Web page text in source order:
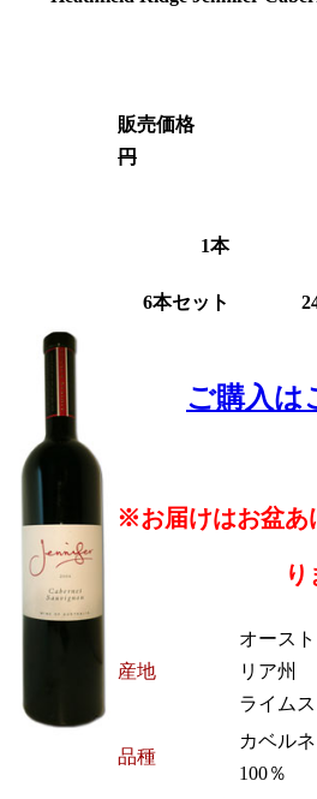
販売価格
円
1本
6本セット
ご購入は
※お届けはお盆あ
り
産地
オース
リア州
ライム
品種
カベル
100％